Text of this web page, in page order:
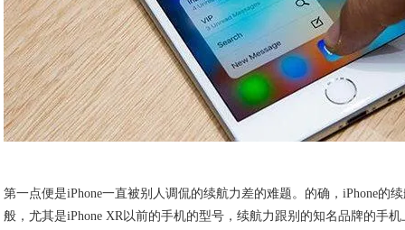
第一点便是iPhone一直被别人调侃的续航力差的难题。的确，iPhone的
般，尤其是iPhone XR以前的手机的型号，续航力跟别的知名品牌的手